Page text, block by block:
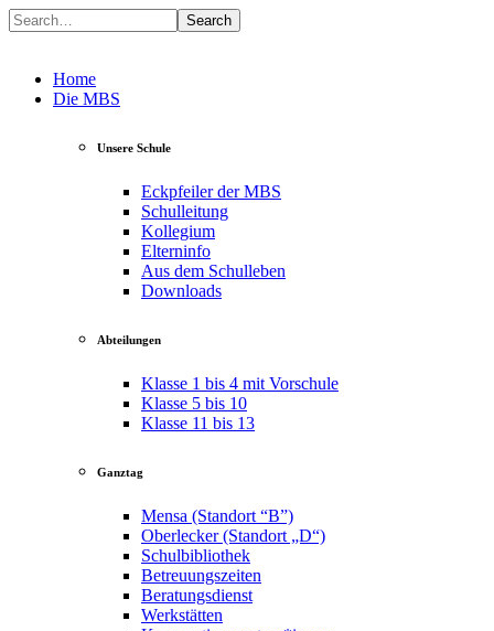
Search
Home
Die MBS
Unsere Schule
Eckpfeiler der MBS
Schulleitung
Kollegium
Elterninfo
Aus dem Schulleben
Downloads
Abteilungen
Klasse 1 bis 4 mit Vorschule
Klasse 5 bis 10
Klasse 11 bis 13
Ganztag
Mensa (Standort “B”)
Oberlecker (Standort „D“)
Schulbibliothek
Betreuungszeiten
Beratungsdienst
Werkstätten